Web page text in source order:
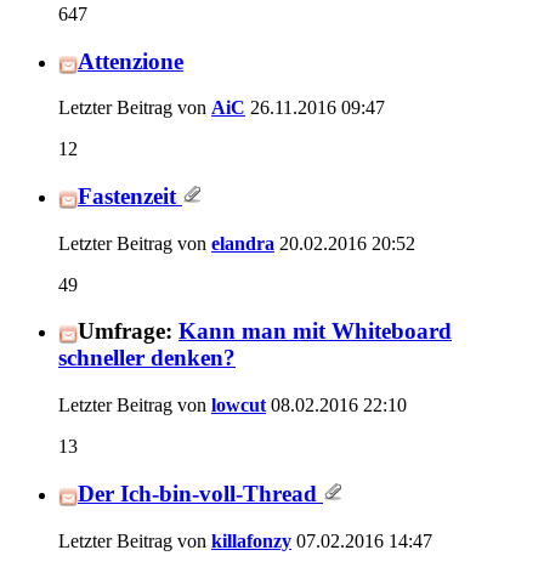
647
Attenzione
Letzter Beitrag von AiC 26.11.2016 09:47
12
Fastenzeit
Letzter Beitrag von elandra 20.02.2016 20:52
49
Umfrage: Kann man mit Whiteboard
schneller denken?
Letzter Beitrag von lowcut 08.02.2016 22:10
13
Der Ich-bin-voll-Thread
Letzter Beitrag von killafonzy 07.02.2016 14:47